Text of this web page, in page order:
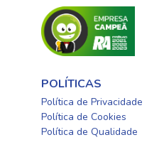
POLÍTICAS
Política de Privacidade
Política de Cookies
Política de Qualidade